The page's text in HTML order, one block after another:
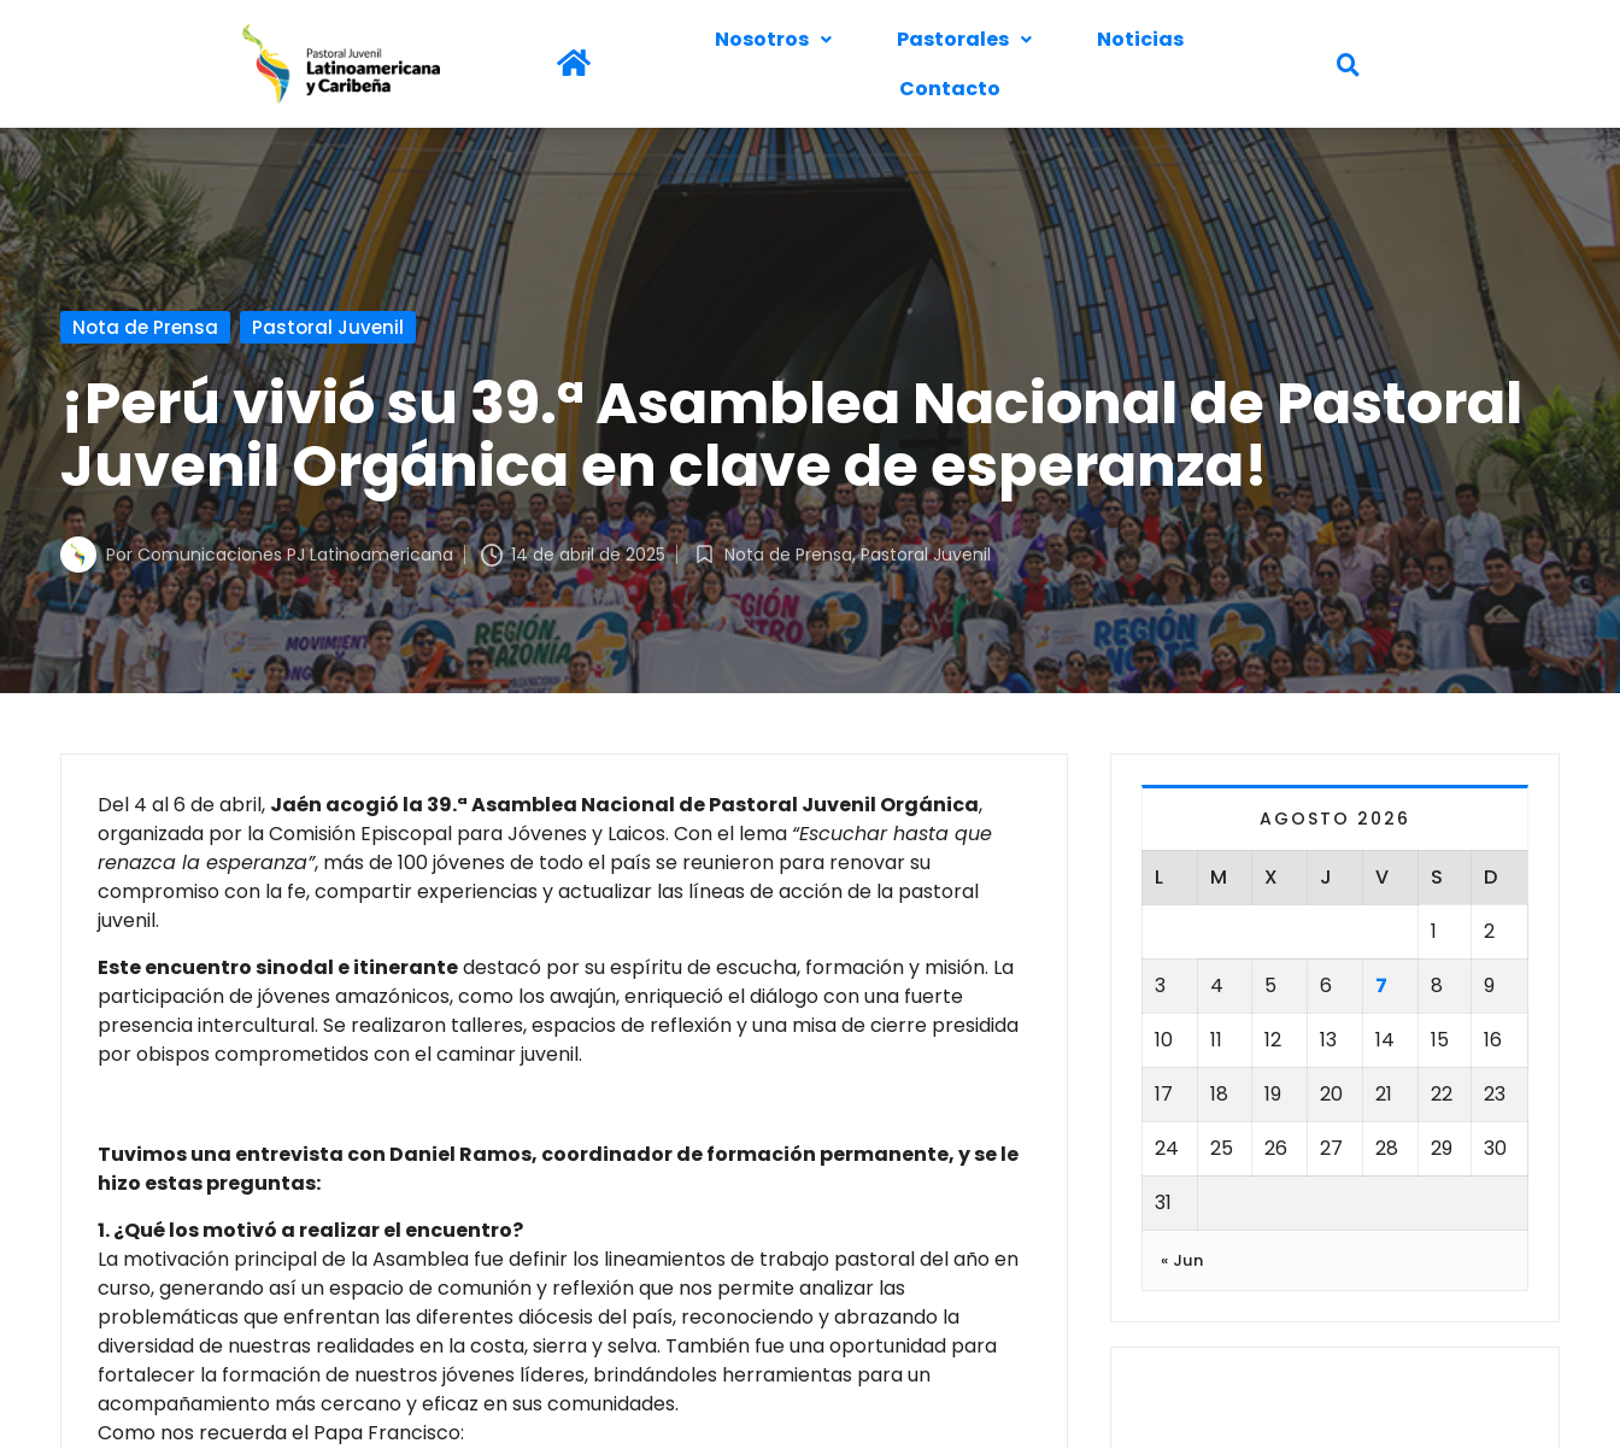
Nosotros Pastorales
Noticias
Contacto
Nota de Prensa Pastoral Juvenil
¡Perú vivió su 39.ª Asamblea Nacional de Pastoral
Juvenil Orgánica en clave de esperanza!
PorComunicaciones PJ Latinoamericana 14 de abril de 2025 Nota de Prensa,Pastoral Juvenil
Del 4 al 6 de abril, Jaén acogió la 39.ª Asamblea Nacional de Pastoral Juvenil Orgánica,
organizada por la Comisión Episcopal para Jóvenes y Laicos. Con el lema “Escuchar hasta que
renazca la esperanza”, más de 100 jóvenes de todo el país se reunieron para renovar su
compromiso con la fe, compartir experiencias y actualizar las líneas de acción de la pastoral
juvenil.
Este encuentro sinodal e itinerantedestacó por su espíritu de escucha, formación y misión. La
participación de jóvenes amazónicos, como los awajún, enriqueció el diálogo con una fuerte
presencia intercultural. Se realizaron talleres, espacios de reflexión y una misa de cierre presidida
por obispos comprometidos con el caminar juvenil.
Tuvimos una entrevista con Daniel Ramos, coordinador de formación permanente, y se le
hizo estas preguntas:
1. ¿Qué los motivó a realizar el encuentro?
La motivación principal de la Asamblea fue definir los lineamientos de trabajo pastoral del año en
curso, generando así un espacio de comunión y reflexión que nos permite analizar las
problemáticas que enfrentan las diferentes diócesis del país, reconociendo y abrazando la
diversidad de nuestras realidades en la costa, sierra y selva. También fue una oportunidad para
fortalecer la formación de nuestros jóvenes líderes, brindándoles herramientas para un
acompañamiento más cercano y eficaz en sus comunidades.
Como nos recuerda el Papa Francisco:
AGOSTO 2026
L M X J V S
D
1
2
3
4 5 6 7 8
9
10
11 12 13 14 15
16
17
18 19 20 21 22
23
24
25 26 27 28 29
30
31
« Jun